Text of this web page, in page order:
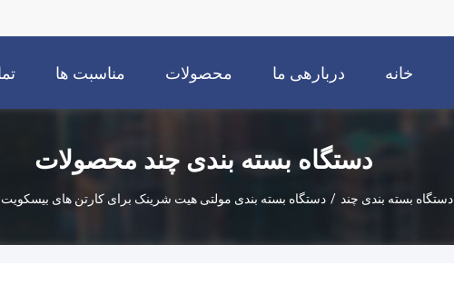
خانه دربارهی ما محصولات مناسبت ها
دستگاه بسته بندی چند محصولات
دستگاه بسته بندی چند / دستگاه بسته بندی مولتی هیت شرینک برای کارتن های بیسکویت 15 متر در